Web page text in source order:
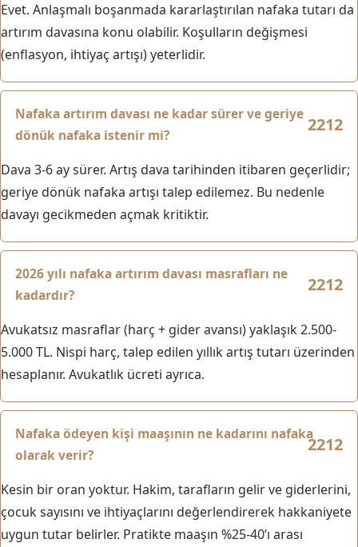
Evet. Anlaşmalı boşanmada kararlaştırılan nafaka tutarı da
artırım davasına konu olabilir. Koşulların değişmesi
(enflasyon, ihtiyaç artışı) yeterlidir.
Nafaka artırım davası ne kadar sürer ve geriye
dönük nafaka istenir mi?
Dava 3-6 ay sürer. Artış dava tarihinden itibaren geçerlidir;
geriye dönük nafaka artışı talep edilemez. Bu nedenle
davayı gecikmeden açmak kritiktir.
2026 yılı nafaka artırım davası masrafları ne
kadardır?
Avukatsız masraflar (harç + gider avansı) yaklaşık 2.500-
5.000 TL. Nispi harç, talep edilen yıllık artış tutarı üzerinden
hesaplanır. Avukatlık ücreti ayrıca.
Nafaka ödeyen kişi maaşının ne kadarını nafaka
olarak verir?
Kesin bir oran yoktur. Hakim, tarafların gelir ve giderlerini,
çocuk sayısını ve ihtiyaçlarını değerlendirerek hakkaniyete
uygun tutar belirler. Pratikte maaşın %25-40’ı arası